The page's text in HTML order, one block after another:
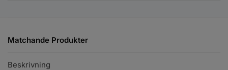
Matchande Produkter
Beskrivning